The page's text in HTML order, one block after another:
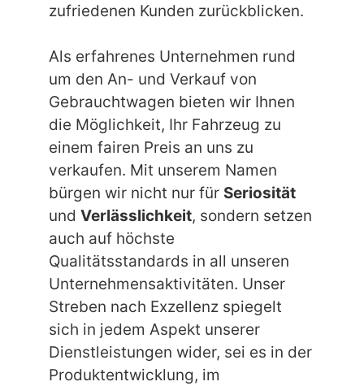
zufriedenen Kunden zurückblicken.
Als erfahrenes Unternehmen rund
um den An- und Verkauf von
Gebrauchtwagen bieten wir Ihnen
die Möglichkeit, Ihr Fahrzeug zu
einem fairen Preis an uns zu
verkaufen. Mit unserem Namen
bürgen wir nicht nur für Seriosität
und Verlässlichkeit, sondern setzen
auch auf höchste
Qualitätsstandards in all unseren
Unternehmensaktivitäten. Unser
Streben nach Exzellenz spiegelt
sich in jedem Aspekt unserer
Dienstleistungen wider, sei es in der
Produktentwicklung, im